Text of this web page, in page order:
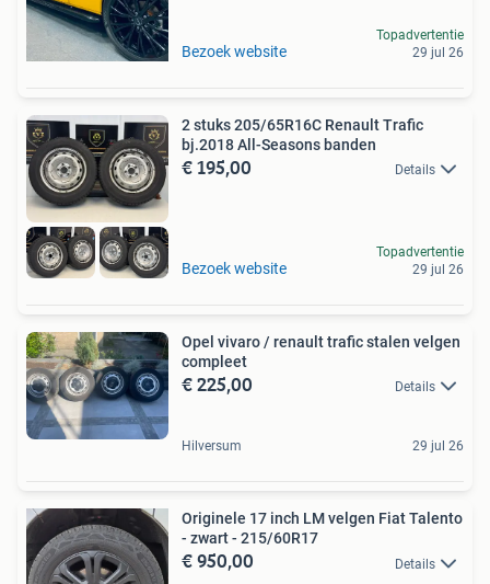
Bezoek website
Topadvertentie
29 jul 26
2 stuks 205/65R16C Renault Trafic
bj.2018 All-Seasons banden
€ 195,00 Details
Bezoek website
Topadvertentie
29 jul 26
Opel vivaro / renault trafic stalen velgen
compleet
€ 225,00 Details
Hilversum 29 jul 26
Originele 17 inch LM velgen Fiat Talento
- zwart - 215/60R17
€ 950,00 Details